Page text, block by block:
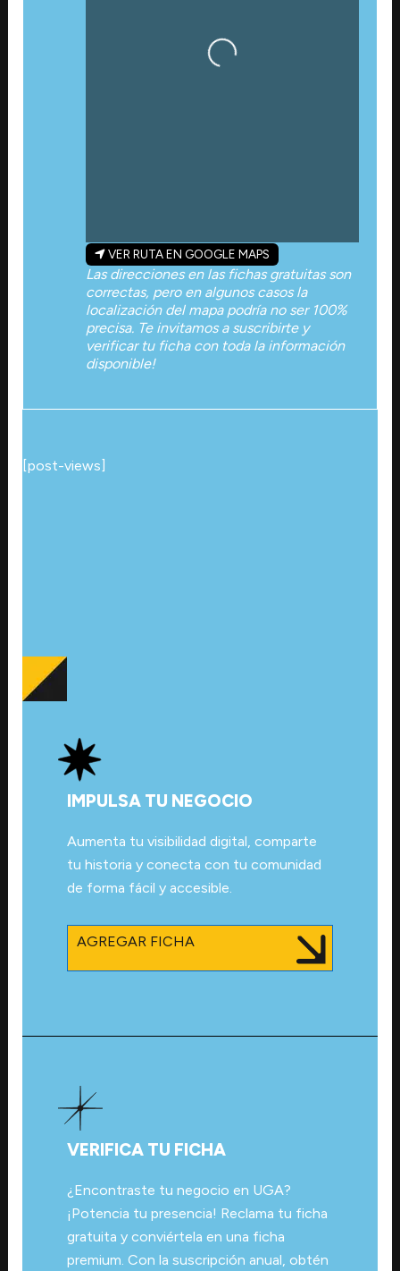
Cargando…
VER RUTA EN GOOGLE MAPS
Las direcciones en las fichas gratuitas son
correctas, pero en algunos casos la
localización del mapa podría no ser 100%
precisa. Te invitamos a suscribirte y
verificar tu ficha con toda la información
disponible!
[post-views]
IMPULSA TU NEGOCIO
Aumenta tu visibilidad digital, comparte
tu historia y conecta con tu comunidad
de forma fácil y accesible.
AGREGAR FICHA
VERIFICA TU FICHA
¿Encontraste tu negocio en UGA?
¡Potencia tu presencia! Reclama tu ficha
gratuita y conviértela en una ficha
premium. Con la suscripción anual, obtén